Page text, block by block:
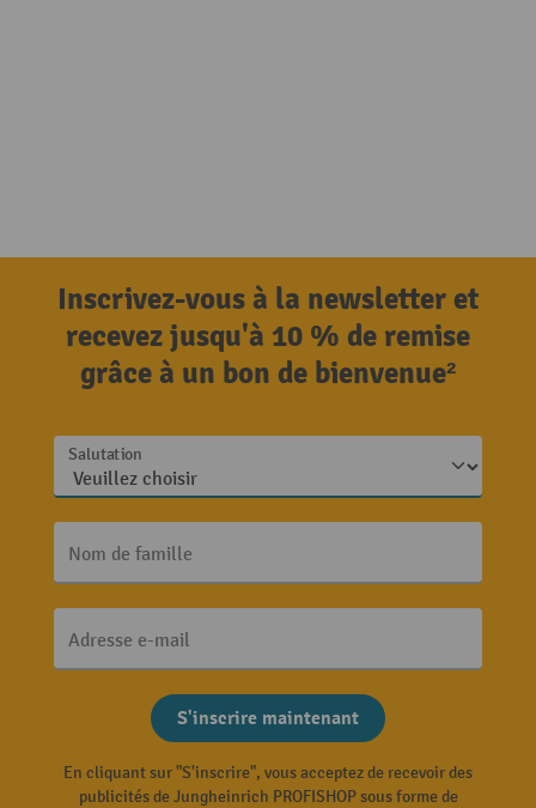
Inscrivez-vous à la newsletter et
recevez jusqu'à 10 % de remise
grâce à un bon de bienvenue²
Salutation
Nom de famille
Adresse e-mail
S'inscrire maintenant
En cliquant sur "S'inscrire", vous acceptez de recevoir des
publicités de Jungheinrich PROFISHOP sous forme de